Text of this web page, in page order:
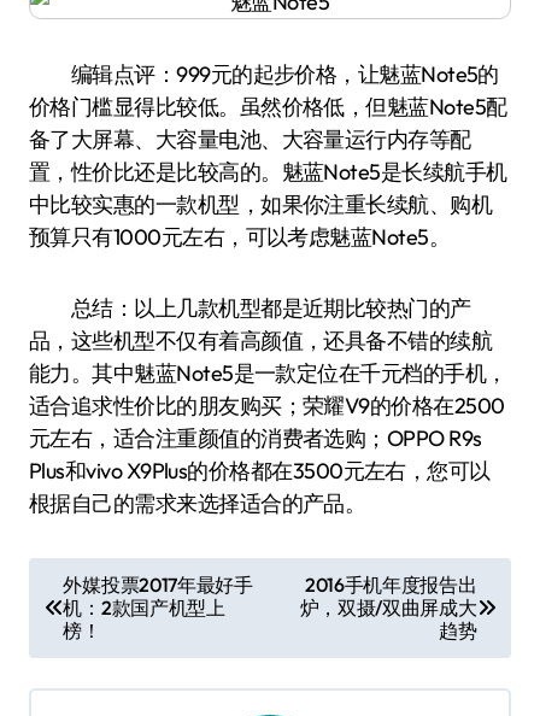
编辑点评：999元的起步价格，让魅蓝Note5的
价格门槛显得比较低。虽然价格低，但魅蓝Note5配
备了大屏幕、大容量电池、大容量运行内存等配
置，性价比还是比较高的。魅蓝Note5是长续航手机
中比较实惠的一款机型，如果你注重长续航、购机
预算只有1000元左右，可以考虑魅蓝Note5。
总结：以上几款机型都是近期比较热门的产
品，这些机型不仅有着高颜值，还具备不错的续航
能力。其中魅蓝Note5是一款定位在千元档的手机，
适合追求性价比的朋友购买；荣耀V9的价格在2500
元左右，适合注重颜值的消费者选购；OPPO R9s
Plus和vivo X9Plus的价格都在3500元左右，您可以
根据自己的需求来选择适合的产品。
章
导
航
外媒投票2017年最好手
机：2款国产机型上
榜！
2016手机年度报告出
炉，双摄/双曲屏成大
趋势